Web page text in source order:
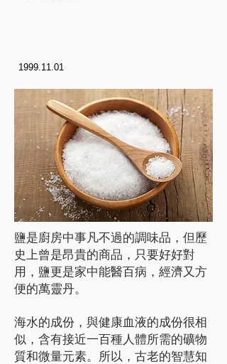
1999.11.01
鹽是廚房中事凡不過的調味品，但歷
史上曾是昂貴的商品，只要好好對
用，鹽更是家中能醫百病，經濟又方
便的萬靈丹。
海水的成份，與健康血液的成份很相
似，含有接近一百種人體所需的礦物
質和微量元素。所以，古老的智慧知